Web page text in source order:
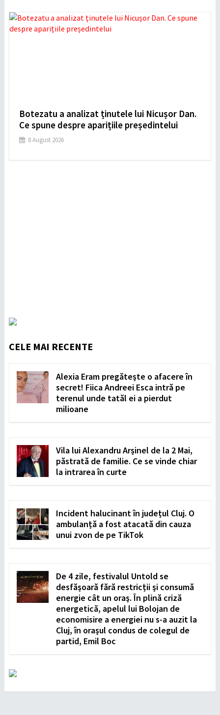
Botezatu a analizat ținutele lui Nicușor Dan.
Ce spune despre aparițiile președintelui
8 August 2026
CELE MAI RECENTE
Alexia Eram pregătește o afacere în
secret! Fiica Andreei Esca intră pe
terenul unde tatăl ei a pierdut
milioane
Vila lui Alexandru Arșinel de la 2 Mai,
păstrată de familie. Ce se vinde chiar
la intrarea în curte
Incident halucinant în județul Cluj. O
ambulanță a fost atacată din cauza
unui zvon de pe TikTok
De 4 zile, festivalul Untold se
desfășoară fără restricții și consumă
energie cât un oraș. În plină criză
energetică, apelul lui Bolojan de
economisire a energiei nu s-a auzit la
Cluj, în orașul condus de colegul de
partid, Emil Boc